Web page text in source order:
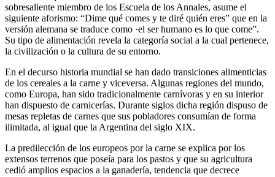
sobresaliente miembro de los Escuela de los Annales, asume el
siguiente aforismo: “Dime qué comes y te diré quién eres” que en la
versión alemana se traduce como ·el ser humano es lo que come”.
Su tipo de alimentación revela la categoría social a la cual pertenece,
la civilización o la cultura de su entorno.
En el decurso historia mundial se han dado transiciones alimenticias
de los cereales a la carne y viceversa. Algunas regiones del mundo,
como Europa, han sido tradicionalmente carnívoras y en su interior
han dispuesto de carnicerías. Durante siglos dicha región dispuso de
mesas repletas de carnes que sus pobladores consumían de forma
ilimitada, al igual que la Argentina del siglo XIX.
La predilección de los europeos por la carne se explica por los
extensos terrenos que poseía para los pastos y que su agricultura
cedió amplios espacios a la ganadería, tendencia que decrece